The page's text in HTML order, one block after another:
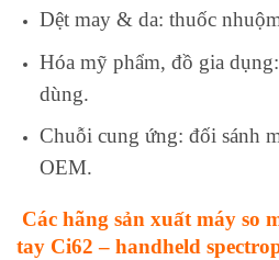
Dệt may & da: thuốc
Hóa mỹ phẩm, đồ gia
dùng.
Chuỗi cung ứng: đối sánh
OEM.
Các hãng sản xuất máy so
tay Ci62 – handheld